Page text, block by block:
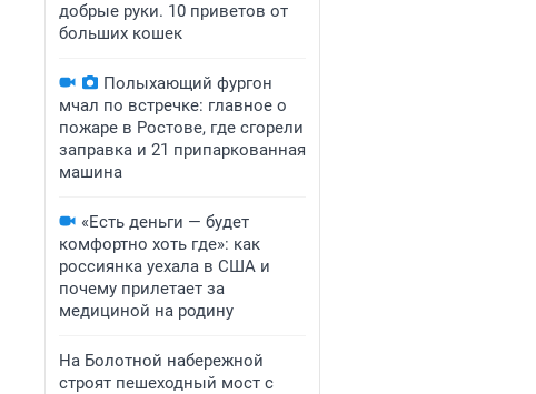
добрые руки. 10 приветов от
больших кошек
Полыхающий фургон
мчал по встречке: главное о
пожаре в Ростове, где сгорели
заправка и 21 припаркованная
машина
«Есть деньги — будет
комфортно хоть где»: как
россиянка уехала в США и
почему прилетает за
медициной на родину
На Болотной набережной
строят пешеходный мост с